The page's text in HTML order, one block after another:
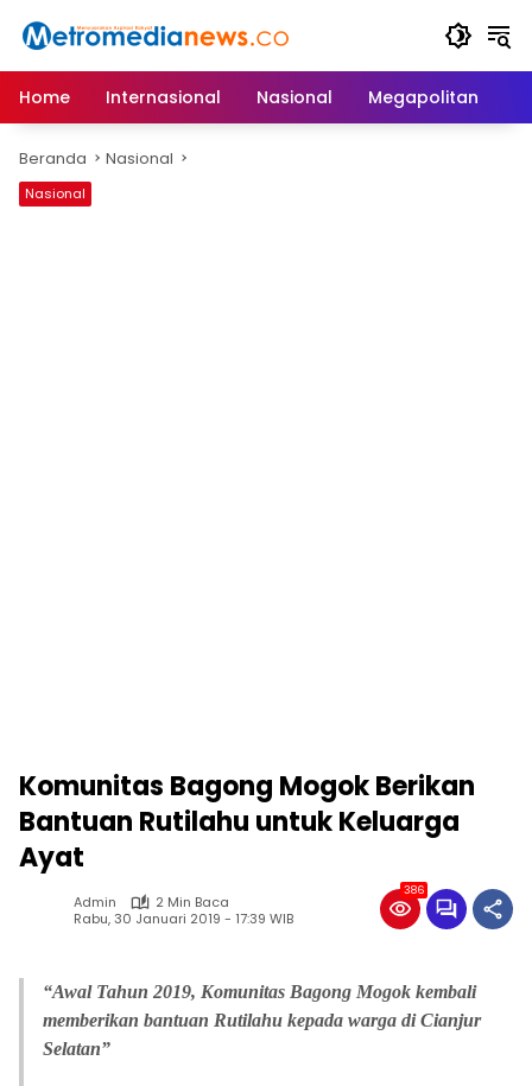
Home
Internasional Nasional Megapolitan
Beranda Nasional
Nasional
Komunitas Bagong Mogok Berikan
Bantuan Rutilahu untuk Keluarga
Ayat
Admin
2 Min Baca
Rabu, 30 Januari 2019 - 17:39 WIB
386
“Awal Tahun 2019, Komunitas Bagong Mogok kembali
memberikan bantuan Rutilahu kepada warga di Cianjur
Selatan”